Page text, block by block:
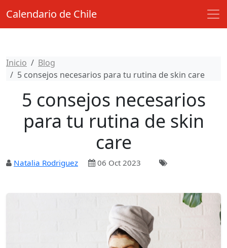
Calendario de Chile
Inicio
Blog
5 consejos necesarios para tu rutina de skin care
5 consejos necesarios
para tu rutina de skin
care
Natalia Rodriguez 06 Oct 2023